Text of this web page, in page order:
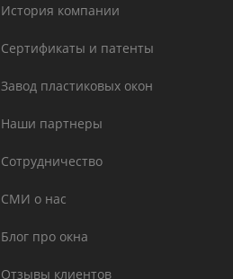
История компании
Сертификаты и патенты
Завод пластиковых окон
Наши партнеры
Сотрудничество
СМИ о нас
Блог про окна
Отзывы клиентов